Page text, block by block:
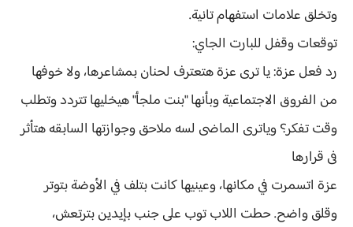
وتخلق علامات استفهام تانية.
توقعات وقفل للبارت الجاي:
رد فعل عزة: يا ترى عزة هتعترف لحنان بمشاعرها، ولا خوفها
من الفروق الاجتماعية وبأنها "بنت ملجأ" هيخليها تتردد وتطلب
وقت تفكر؟ وياترى الماضى لسه ملاحق وجوازتها السابقه هتأثر
فى قرارها
عزة اتسمرت في مكانها، وعينيها كانت بتلف في الأوضة بتوتر
وقلق واضح. حطت اللاب توب على جنب بإيدين بترتعش،